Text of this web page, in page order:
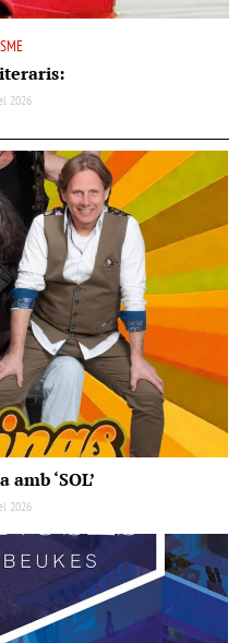
2026
‘SOL’
2026